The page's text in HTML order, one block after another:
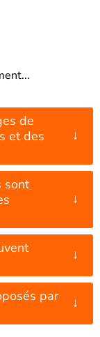
de
et des
↓
sont
↓
↓
par
↓